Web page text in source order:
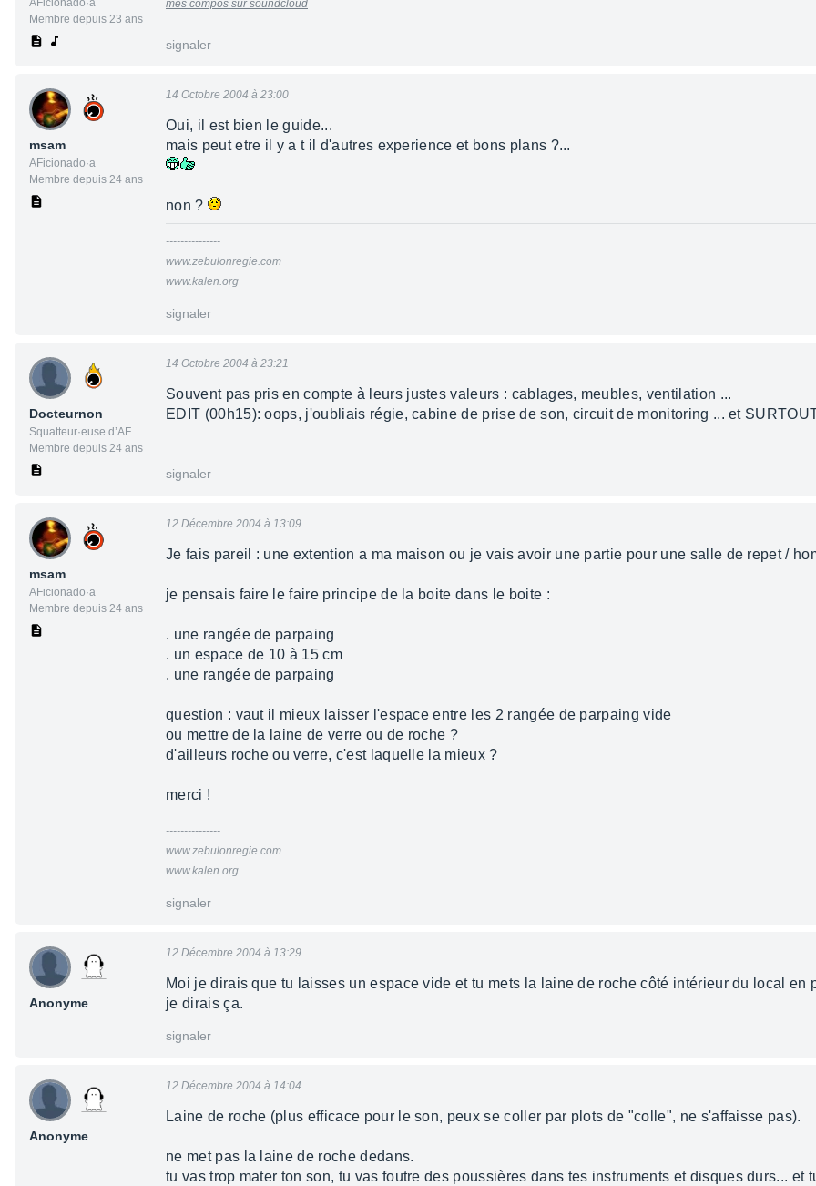
AFicionado·a
Membre depuis 23 ans
mes compos sur soundcloud
signaler
msam
AFicionado·a
Membre depuis 24 ans
14 Octobre 2004 à 23:00
Oui, il est bien le guide...
mais peut etre il y a t il d'autres experience et bons plans ?...
non ?
---------------
www.zebulonregie.com
www.kalen.org
signaler
Docteurnon
Squatteur·euse d’AF
Membre depuis 24 ans
14 Octobre 2004 à 23:21
Souvent pas pris en compte à leurs justes valeurs : cablages, meubles, ventilation ...
EDIT (00h15): oops, j'oubliais régie, cabine de prise de son, circuit de monitoring ... et
signaler
msam
AFicionado·a
Membre depuis 24 ans
12 Décembre 2004 à 13:09
Je fais pareil : une extention a ma maison ou je vais avoir une partie pour une salle de repet /
je pensais faire le faire principe de la boite dans le boite :
. une rangée de parpaing
. un espace de 10 à 15 cm
. une rangée de parpaing
question : vaut il mieux laisser l'espace entre les 2 rangée de parpaing vide
ou mettre de la laine de verre ou de roche ?
d'ailleurs roche ou verre, c'est laquelle la mieux ?
merci !
---------------
www.zebulonregie.com
www.kalen.org
signaler
Anonyme
12 Décembre 2004 à 13:29
Moi je dirais que tu laisses un espace vide et tu mets la laine de roche côté intérieur du local en
je dirais ça.
signaler
Anonyme
12 Décembre 2004 à 14:04
Laine de roche (plus efficace pour le son, peux se coller par plots de "colle", ne s'affaisse pas).
ne met pas la laine de roche dedans.
tu vas trop mater ton son, tu vas foutre des poussières dans tes instruments et disques durs... et